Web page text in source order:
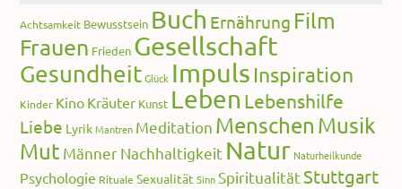
Achtsamkeit Bewusstsein Buch Ernährung Film
Frauen Frieden Gesellschaft
Gesundheit Glück Impuls Inspiration
Kinder Kino Kräuter Kunst Leben Lebenshilfe
Liebe Lyrik Mantren Meditation Menschen Musik
Mut MännerNachhaltigkeit Natur Naturheilkunde
Psychologie Rituale Sexualität Sinn SpiritualitätStuttgart